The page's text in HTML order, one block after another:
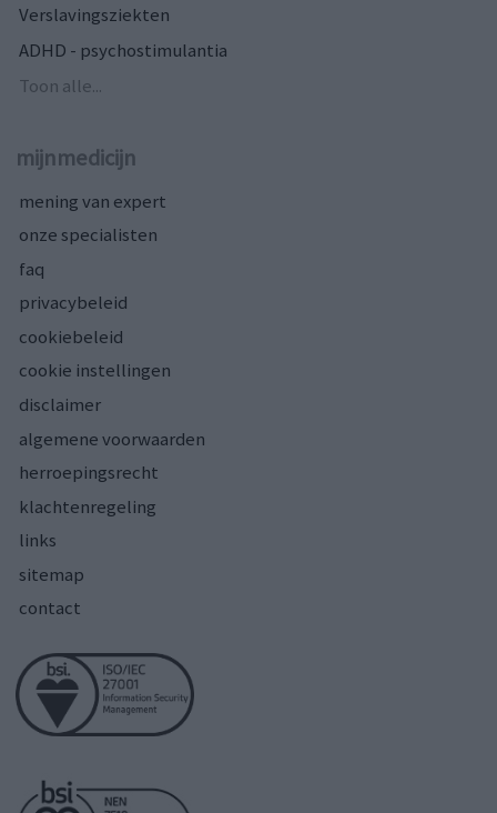
Verslavingsziekten
ADHD - psychostimulantia
Toon alle...
mijnmedicijn
mening van expert
onze specialisten
faq
privacybeleid
cookiebeleid
cookie instellingen
disclaimer
algemene voorwaarden
herroepingsrecht
klachtenregeling
links
sitemap
contact